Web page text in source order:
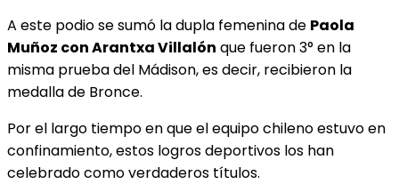
A este podio se sumó la dupla femenina de Paola
Muñoz con Arantxa Villalón que fueron 3° en la
misma prueba del Mádison, es decir, recibieron la
medalla de Bronce.
Por el largo tiempo en que el equipo chileno estuvo en
confinamiento, estos logros deportivos los han
celebrado como verdaderos títulos.